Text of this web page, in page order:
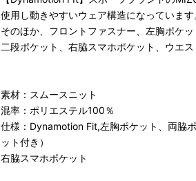
使用し動きやすいウェア構造になっています
そのほか、フロントファスナー、左胸ポケ
二段ポケット、右脇スマホポケット、ウエス
素材：スムースニット
混率：ポリエステル100％
仕様：Dynamotion Fit,左胸ポケット、両脇
ット付き）
右脇スマホポケット